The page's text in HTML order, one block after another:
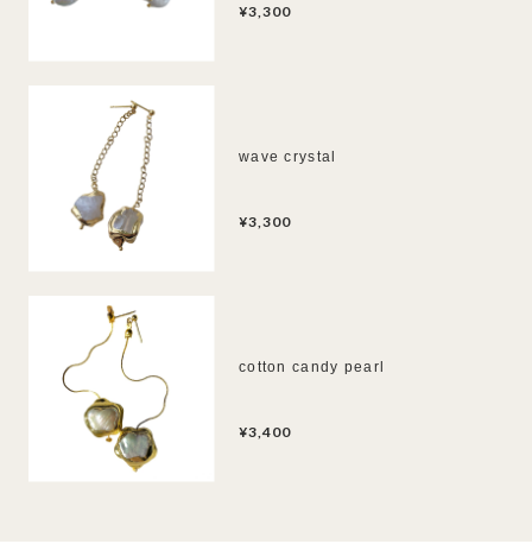
¥3,300
wave crystal
¥3,300
cotton candy pearl
¥3,400